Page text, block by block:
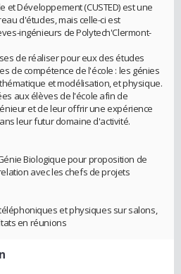
et Développement (CUSTED) est une
d'études, mais celle-ci est
ingénieurs de Polytech'Clermont-
de réaliser pour eux des études
de compétence de l'école : les génies
et modélisation, et physique.
aux élèves de l'école afin de
et de leur offrir une expérience
leur futur domaine d'activité.
Biologique pour proposition de
avec les chefs de projets
et physiques sur salons,
en réunions